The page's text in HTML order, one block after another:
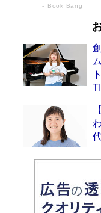
Book Bang
73歳でも働
「なんで？ そ
家・阿刀田高
す
Book Bang
グに『容疑者X
並ぶ［文庫ベ
和田秀樹の70代
「『火垂るの墓
続けた“自責の
い」監督が徹